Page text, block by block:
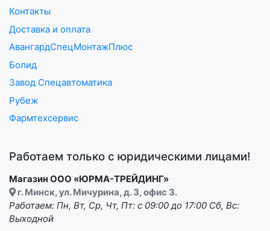
Контакты
Доставка и оплата
АвангардСпецМонтажПлюс
Болид
Завод Спецавтоматика
Рубеж
Фармтехсервис
Работаем только с юридическими лицами!
Магазин ООО «ЮРМА-ТРЕЙДИНГ»
г. Минск, ул. Мичурина, д. 3, офис 3.
Работаем: Пн, Вт, Ср, Чт, Пт: с 09:00 до 17:00 Сб, Вс:
Выходной